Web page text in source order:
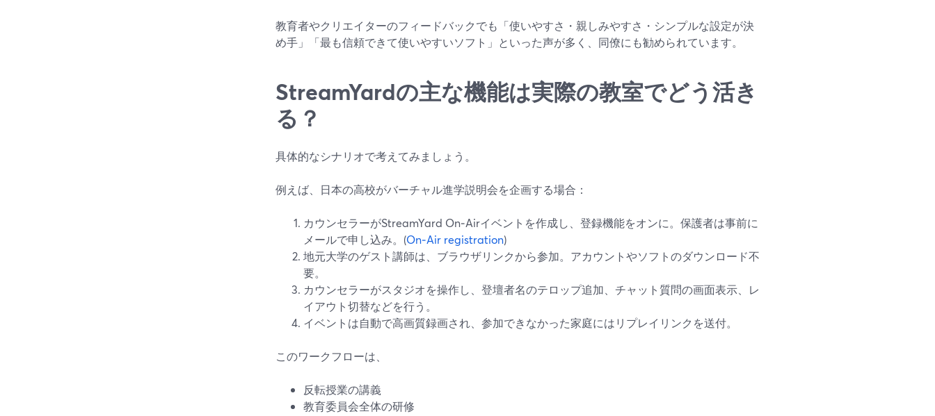
教育者やクリエイターのフィードバックでも「使いやすさ・親しみやすさ・シンプルな設定が決
め手」「最も信頼できて使いやすいソフト」といった声が多く、同僚にも勧められています。
StreamYardの主な機能は実際の教室でどう活き
る？
具体的なシナリオで考えてみましょう。
例えば、日本の高校がバーチャル進学説明会を企画する場合：
カウンセラーがStreamYard On‑Airイベントを作成し、登録機能をオンに。保護者は事前に
メールで申し込み。(On‑Air registration)
地元大学のゲスト講師は、ブラウザリンクから参加。アカウントやソフトのダウンロード不
要。
カウンセラーがスタジオを操作し、登壇者名のテロップ追加、チャット質問の画面表示、レ
イアウト切替などを行う。
イベントは自動で高画質録画され、参加できなかった家庭にはリプレイリンクを送付。
このワークフローは、
反転授業の講義
教育委員会全体の研修